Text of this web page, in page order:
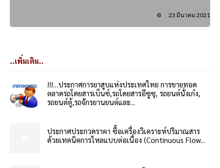
23 มีนาคม 2021
..เพิ่มเติม..
!!!…ประกาศการยาสูบแห่งประเทศไทย การขายทอด
ตลาดรถโดยสารเบ็นซ์,รถโดยสารอีซูซุ, รถยนต์นั่งเก๋ง,
รถยนต์ตู้,รถจักรยานยนต์และ...
ประกาศประกวดราคา ซื้อเครื่องวิเคราะห์ปริมาณสาร
ด้วยเทคนิคการไหลแบบต่อเนื่อง (Continuous Flow...